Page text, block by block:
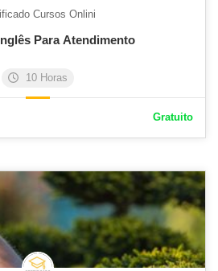
Cursos Onlini
Para Atendimento
10 Horas
Gratuito